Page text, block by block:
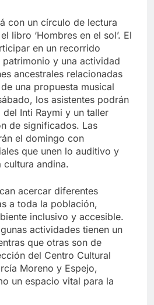
con un círculo de lectura
libro ‘Hombres en el sol’. El
en un recorrido
y una actividad
ancestrales relacionadas
una propuesta musical
los asistentes podrán
Inti Raymi y un taller
de significados. Las
el domingo con
que unen lo auditivo y
cultura andina.
acercar diferentes
a toda la población,
inclusivo y accesible.
actividades tienen un
que otras son de
del Centro Cultural
Moreno y Espejo,
un espacio vital para la